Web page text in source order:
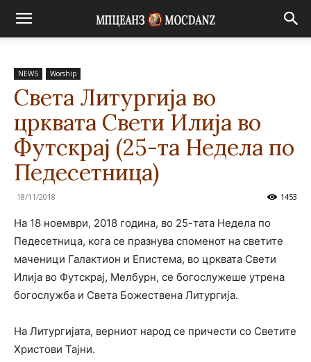
NEWS Worship
Света Литургија во
црквата Свети Илија во
Футскрај (25-та Недела по
Педесетница)
18/11/2018 1453
На 18 ноември, 2018 година, во 25-тата Недела по
Педесетница, кога се празнува споменот на светите
маченици Галактион и Епистема, во црквата Свети
Илија во Футскрај, Мелбурн, се богослужеше утрена
богослужба и Света Божествена Литургија.
На Литургијата, верниот народ се причести со Светите
Христови Тајни.